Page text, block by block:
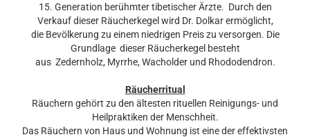
15. Generation berühmter tibetischer Ärzte. Durch den
Verkauf dieser Räucherkegel wird Dr. Dolkar ermöglicht,
die Bevölkerung zu einem niedrigen Preis zu versorgen. Die
Grundlage dieser Räucherkegel besteht
aus Zedernholz, Myrrhe, Wacholder und Rhododendron.
Räucherritual
Räuchern gehört zu den ältesten rituellen Reinigungs- und
Heilpraktiken der Menschheit.
Das Räuchern von Haus und Wohnung ist eine der effektivsten